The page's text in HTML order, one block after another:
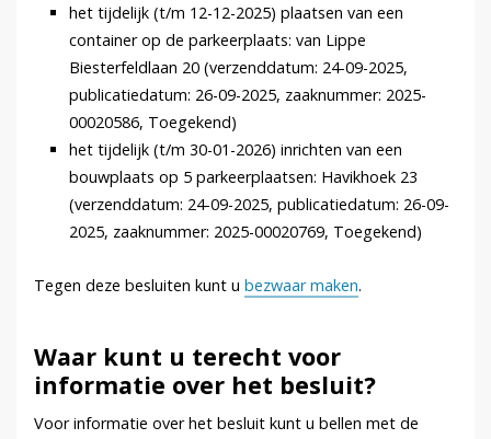
het tijdelijk (t/m 12-12-2025) plaatsen van een
container op de parkeerplaats: van Lippe
Biesterfeldlaan 20 (verzenddatum: 24-09-2025,
publicatiedatum: 26-09-2025, zaaknummer: 2025-
00020586, Toegekend)
het tijdelijk (t/m 30-01-2026) inrichten van een
bouwplaats op 5 parkeerplaatsen: Havikhoek 23
(verzenddatum: 24-09-2025, publicatiedatum: 26-09-
2025, zaaknummer: 2025-00020769, Toegekend)
Tegen deze besluiten kunt u bezwaar maken.
Waar kunt u terecht voor
informatie over het besluit?
Voor informatie over het besluit kunt u bellen met de